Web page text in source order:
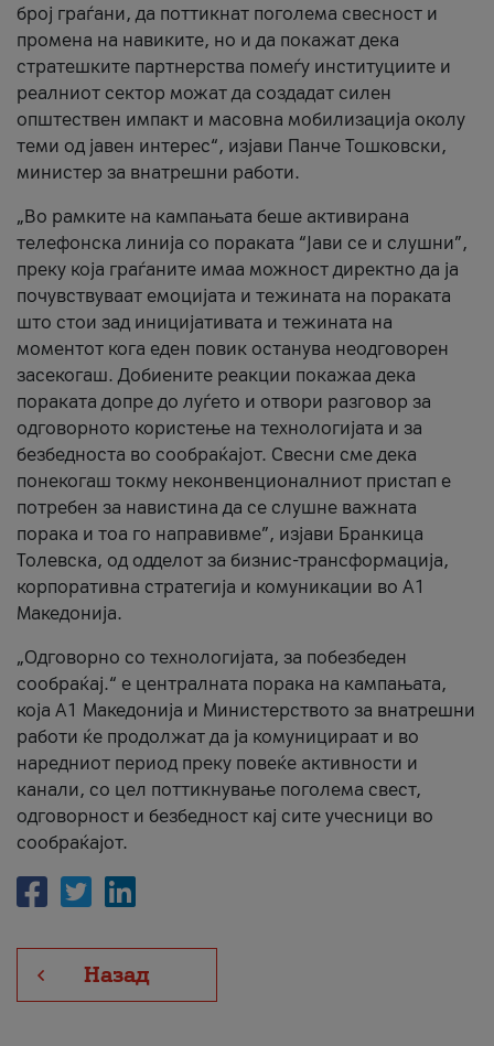
број граѓани, да поттикнат поголема свесност и
промена на навиките, но и да покажат дека
стратешките партнерства помеѓу институциите и
реалниот сектор можат да создадат силен
општествен импакт и масовна мобилизација околу
теми од јавен интерес“, изјави Панче Тошковски,
министер за внатрешни работи.
„Во рамките на кампањата беше активирана
телефонска линија со пораката “Јави се и слушни”,
преку која граѓаните имаа можност директно да ја
почувствуваат емоцијата и тежината на пораката
што стои зад иницијативата и тежината на
моментот кога еден повик останува неодговорен
засекогаш. Добиените реакции покажаа дека
пораката допре до луѓето и отвори разговор за
одговорното користење на технологијата и за
безбедноста во сообраќајот. Свесни сме дека
понекогаш токму неконвенционалниот пристап е
потребен за навистина да се слушне важната
порака и тоа го направивме”, изјави Бранкица
Толевска, од одделот за бизнис-трансформација,
корпоративна стратегија и комуникации во А1
Македонија.
„Одговорно со технологијата, за побезбеден
сообраќај.“ е централната порака на кампањата,
која A1 Македонија и Министерството за внатрешни
работи ќе продолжат да ја комуницираат и во
наредниот период преку повеќе активности и
канали, со цел поттикнување поголема свест,
одговорност и безбедност кај сите учесници во
сообраќајот.
Назад